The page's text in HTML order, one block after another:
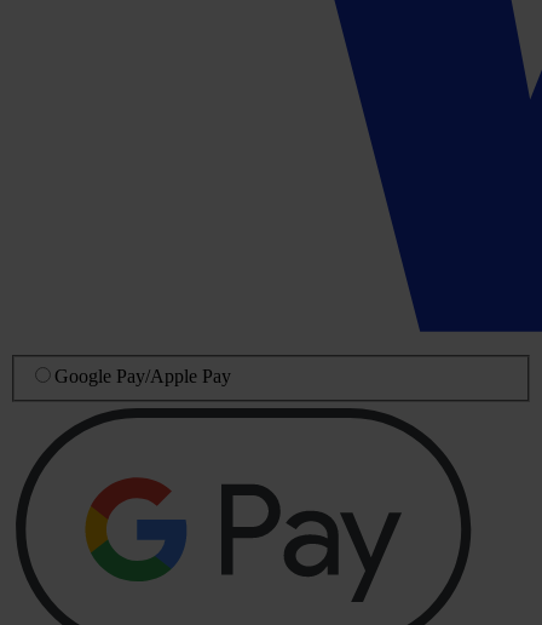
Google Pay/Apple Pay